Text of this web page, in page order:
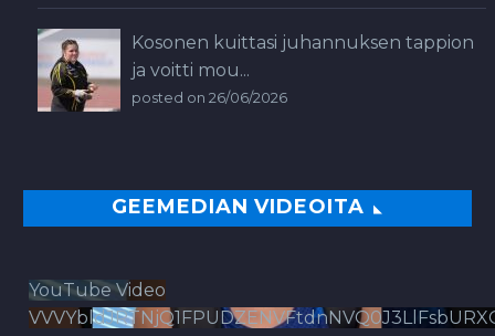
Kosonen kuittasi juhannuksen tappion
ja voitti mou...
posted on 26/06/2026
GEEMEDIAN VIDEOITA
YouTube Video